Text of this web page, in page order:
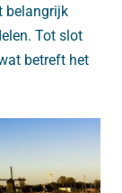
belangrijk
Tot slot
betreft het